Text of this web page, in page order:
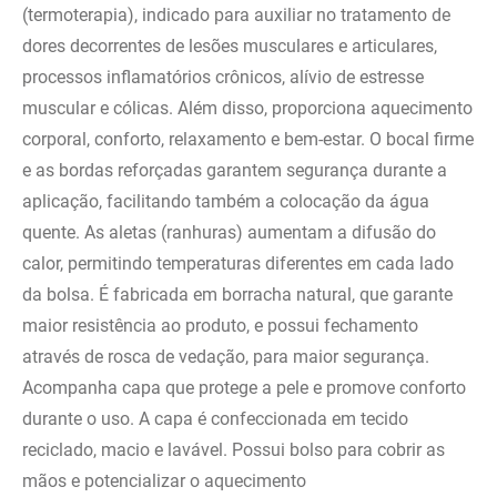
(termoterapia), indicado para auxiliar no tratamento de
dores decorrentes de lesões musculares e articulares,
processos inflamatórios crônicos, alívio de estresse
muscular e cólicas. Além disso, proporciona aquecimento
corporal, conforto, relaxamento e bem-estar. O bocal firme
e as bordas reforçadas garantem segurança durante a
aplicação, facilitando também a colocação da água
quente. As aletas (ranhuras) aumentam a difusão do
calor, permitindo temperaturas diferentes em cada lado
da bolsa. É fabricada em borracha natural, que garante
maior resistência ao produto, e possui fechamento
através de rosca de vedação, para maior segurança.
Acompanha capa que protege a pele e promove conforto
durante o uso. A capa é confeccionada em tecido
reciclado, macio e lavável. Possui bolso para cobrir as
mãos e potencializar o aquecimento